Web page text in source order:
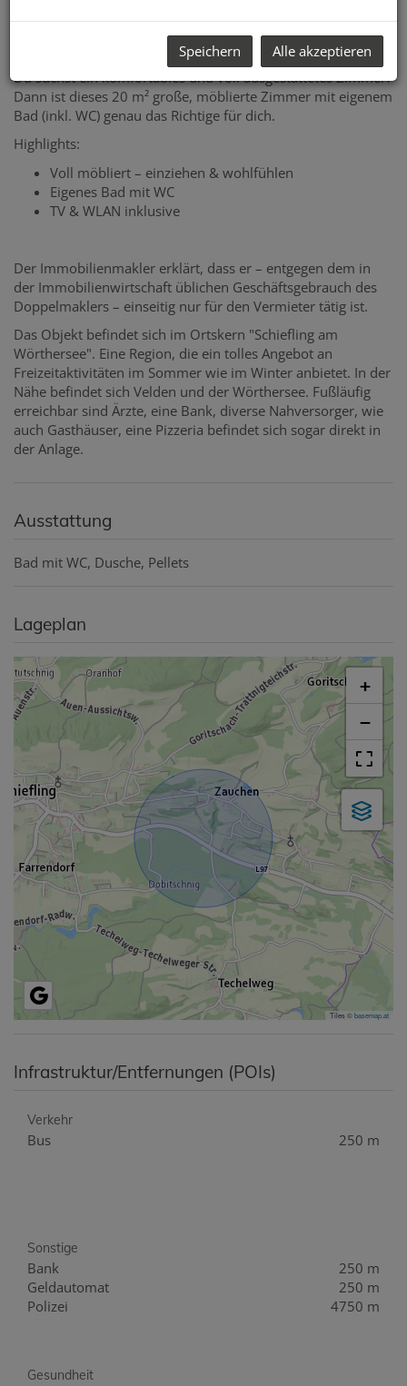
Du suchst ein komfortables und voll ausgestattetes Zimmer?
Dann ist dieses 20 m² große, möblierte Zimmer mit eigenem
Bad (inkl. WC) genau das Richtige für dich.
Highlights:
Voll möbliert – einziehen & wohlfühlen
Eigenes Bad mit WC
TV & WLAN inklusive
Der Immobilienmakler erklärt, dass er – entgegen dem in
der Immobilienwirtschaft üblichen Geschäftsgebrauch des
Doppelmaklers – einseitig nur für den Vermieter tätig ist.
Das Objekt befindet sich im Ortskern "Schiefling am
Wörthersee". Eine Region, die ein tolles Angebot an
Freizeitaktivitäten im Sommer wie im Winter anbietet. In der
Nähe befindet sich Velden und der Wörthersee. Fußläufig
erreichbar sind Ärzte, eine Bank, diverse Nahversorger, wie
auch Gasthäuser, eine Pizzeria befindet sich sogar direkt in
der Anlage.
Ausstattung
Bad mit WC Dusche Pellets
Lageplan
+
−
Tiles ©basemap.at
Infrastruktur/Entfernungen (POIs)
Verkehr
Bus 250 m
Sonstige
Bank
250 m
Geldautomat
250 m
Polizei
4750 m
Gesundheit
Speichern Alle akzeptieren